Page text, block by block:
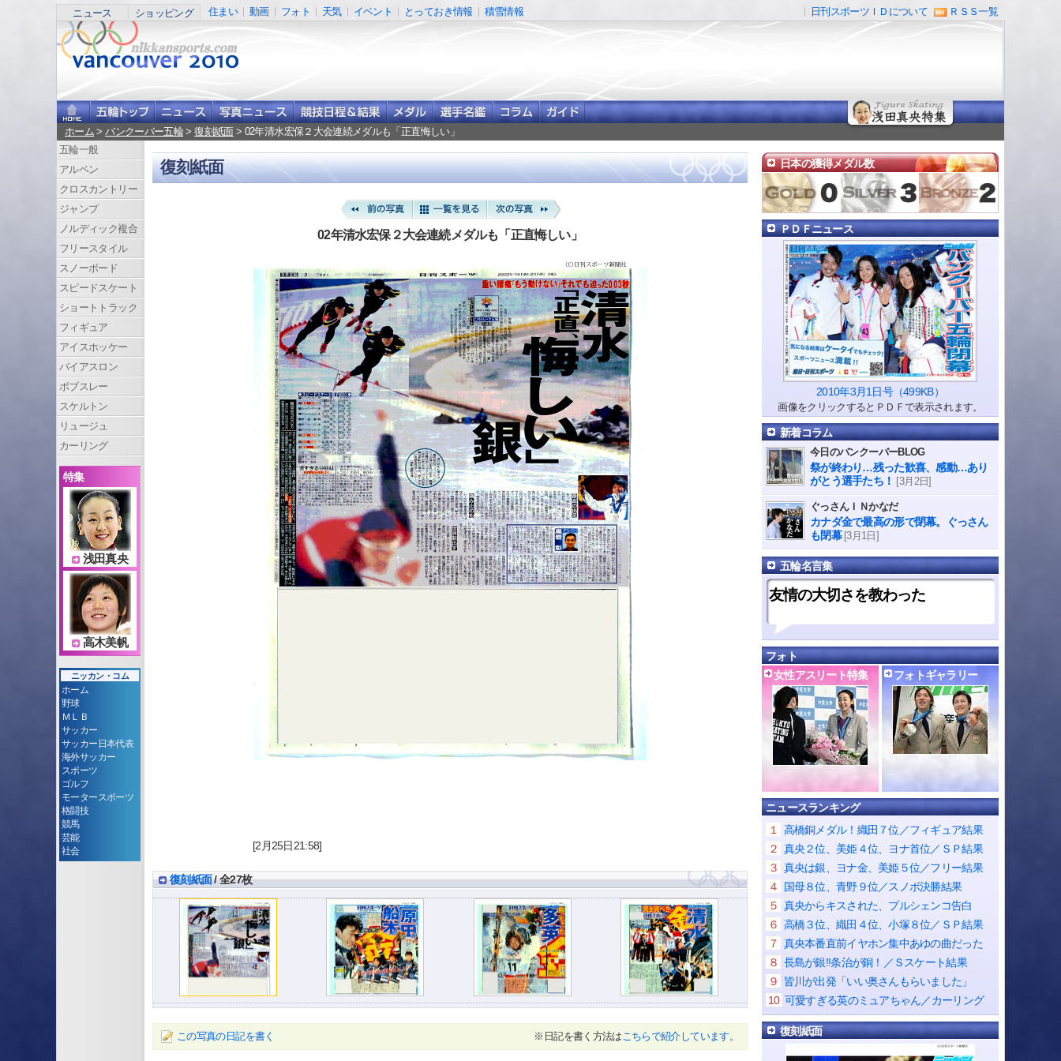
ニュース ショッピング 住まい 動画 フォト 天気 イベント とっておき情報 積雪情報 日刊スポーツＩＤについて ＲＳＳ一覧
ホーム >バンクーバー五輪>復刻紙面> 02年清水宏保２大会連続メダルも「正直悔しい」
復刻紙面
02年清水宏保２大会連続メダルも「正直悔しい」
[2月25日21:58]
復刻紙面/ 全27枚
この写真の日記を書く ※日記を書く方法は こちらで紹介しています。
五輪一般
アルペン
クロスカントリー
ジャンプ
ノルディック複合
フリースタイル
スノーボード
スピードスケート
ショートトラック
フィギュア
アイスホッケー
バイアスロン
ボブスレー
スケルトン
リュージュ
カーリング
特集
浅田真央
高木美帆
ニッカン・コム
ホーム
野球
ＭＬＢ
サッカー
サッカー日本代表
海外サッカー
スポーツ
ゴルフ
モータースポーツ
格闘技
競馬
芸能
社会
日本の獲得メダル数
ＰＤＦニュース
2010年3月1日号（499KB）
画像をクリックするとＰＤＦで表示されます。
新着コラム
今日のバンクーバーBLOG
祭が終わり…残った歓喜、感動…あり
がとう選手たち！ [3月2日]
ぐっさんＩＮかなだ
カナダ金で最高の形で閉幕。ぐっさん
も閉幕 [3月1日]
五輪名言集
友情の大切さを教わった
フォト
女性アスリート特集
フォトギャラリー
ニュースランキング
１
高橋銅メダル！織田７位／フィギュア結果
２ 真央２位、美姫４位、ヨナ首位／ＳＰ結果
３ 真央は銀、ヨナ金、美姫５位／フリー結果
４
国母８位、青野９位／スノボ決勝結果
５ 真央からキスされた、プルシェンコ告白
６ 高橋３位、織田４位、小塚８位／ＳＰ結果
７ 真央本番直前イヤホン集中あゆの曲だった
８ 長島が銀!!条治が銅！／Ｓスケート結果
９
皆川が出発「いい奥さんもらいました」
10 可愛すぎる英のミュアちゃん／カーリング
復刻紙面